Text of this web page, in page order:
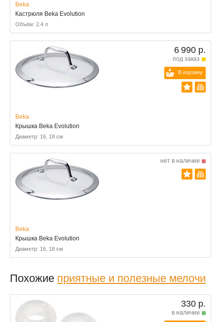
Beka
Кастрюля Beka Evolution
Объём: 2.4 л
6 990 р.
под заказ
В корзину
Beka
Крышка Beka Evolution
Диаметр: 16, 18 см
нет в наличии
Beka
Крышка Beka Evolution
Диаметр: 16, 18 см
Похожие приятные и полезные мелочи
330 р.
в наличии